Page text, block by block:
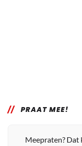
PRAAT MEE!
Meepraten? Dat